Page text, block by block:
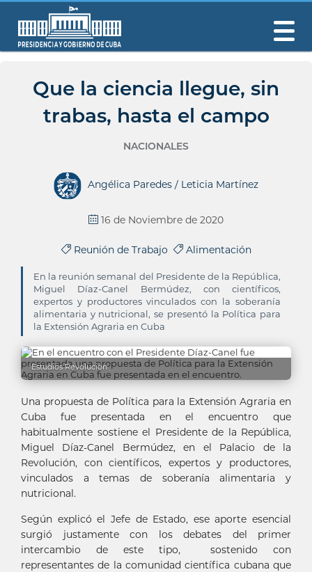
Que la ciencia llegue, sin
trabas, hasta el campo
NACIONALES
Angélica Paredes / Leticia Martínez
16 de Noviembre de 2020
Reunión de Trabajo Alimentación
En la reunión semanal del Presidente de la República,
Miguel Díaz-Canel Bermúdez, con científicos,
expertos y productores vinculados con la soberanía
alimentaria y nutricional, se presentó la Política para
la Extensión Agraria en Cuba
Estudios Revolución
Una propuesta de Política para la Extensión Agraria en
Cuba fue presentada en el encuentro que
habitualmente sostiene el Presidente de la República,
Miguel Díaz-Canel Bermúdez, en el Palacio de la
Revolución, con científicos, expertos y productores,
vinculados a temas de soberanía alimentaria y
nutricional.
Según explicó el Jefe de Estado, ese aporte esencial
surgió justamente con los debates del primer
intercambio de este tipo, sostenido con
representantes de la comunidad científica cubana que